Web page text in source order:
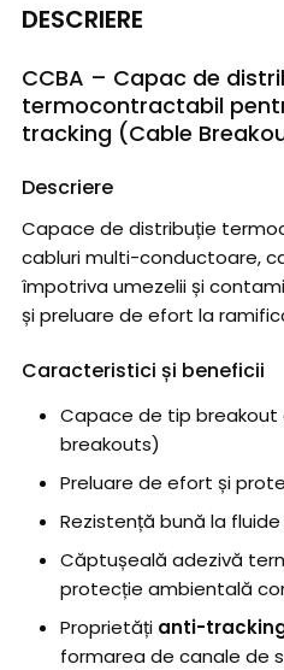
DESCRIERE
CCBA – Capac de
termocontractabil
tracking (Cable
Descriere
Capace de distribuție
cabluri multi-conductoare,
împotriva umezelii și
și preluare de efort la
Caracteristici și beneficii
Capace de tip breakout
breakouts)
Preluare de efort și
Rezistență bună la
Căptușeală adezivă
protecție ambientală
Proprietăți anti-
formarea de canale de